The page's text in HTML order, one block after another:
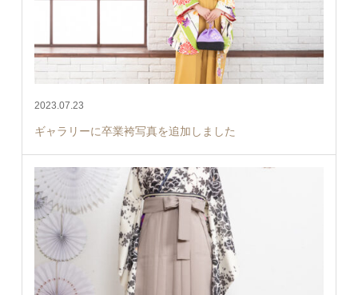
2023.07.23
ギャラリーに卒業袴写真を追加しました